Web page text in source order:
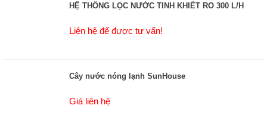
HỆ THỐNG LỌC NƯỚC TINH KHIẾT RO 300 L/H
Liên hệ để được tư vấn!
Cây nước nóng lạnh SunHouse
Giá liên hệ